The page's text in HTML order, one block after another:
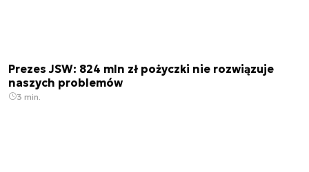
Prezes JSW: 824 mln zł pożyczki nie rozwiązuje
naszych problemów
3 min.